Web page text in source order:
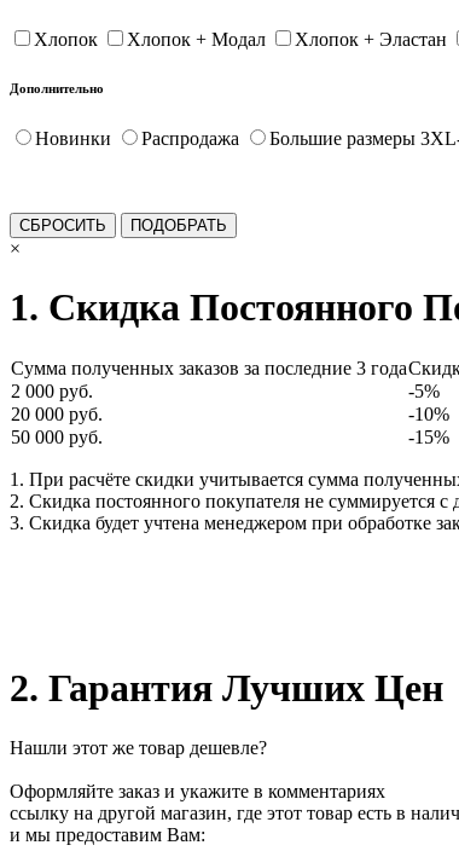
Хлопок Хлопок + Модал Хлопок + Эластан
Дополнительно
Новинки Распродажа Большие размеры
×
1. Скидка Постоянного
Сумма полученных заказов за последние 3 года
2 000 руб.
-5%
20 000 руб.
-10%
50 000 руб.
-15%
1. При расчёте скидки учитывается сумма
2. Скидка постоянного покупателя не суммируется
3. Скидка будет учтена менеджером при обработке
2. Гарантия Лучших Цен
Нашли этот же товар дешевле?
Оформляйте заказ и укажите в комментариях
ссылку на другой магазин, где этот товар есть в
и мы предоставим Вам: